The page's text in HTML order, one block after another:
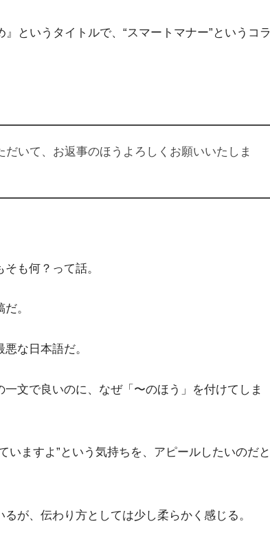
というタイトルで、“スマートマナー”というコラ
だいて、お返事のほうよろしくお願いいたしま
も何？って話。
。
な日本語だ。
一文で良いのに、なぜ「〜のほう」を付けてしま
いますよ”という気持ちを、アピールしたいのだと
が、伝わり方としては少し柔らかく感じる。